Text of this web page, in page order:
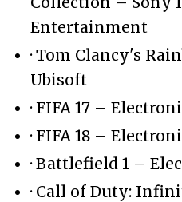
Entertainment
· Tom Clancy's
Ubisoft
· FIFA 17 –
· FIFA 18 –
· Battlefield 1 –
· Call of Duty: